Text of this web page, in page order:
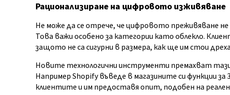
Рационализиране на цифровото изживяване
Не може да се отрече, че цифровото преживяване не
Това важи особено за категории като облекло.
защото не са сигурни в размера, как ще им стои
Новите технологични инструменти премахват
Например Shopify въведе в магазините си функции
клиентите и им предоставя опит, подобен на реален